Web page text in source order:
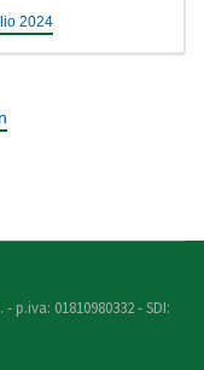
2024
p.iva: 01810980332 - SDI: